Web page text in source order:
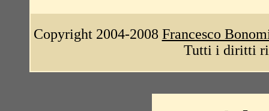
Copyright 2004-2008 Francesco
Tutti i diritti